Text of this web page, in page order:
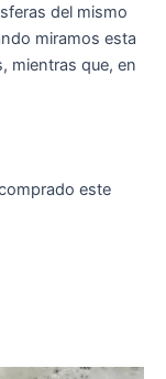
del mismo
miramos esta
mientras que, en
este